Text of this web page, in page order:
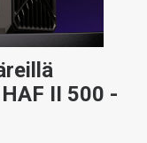
II 500 -